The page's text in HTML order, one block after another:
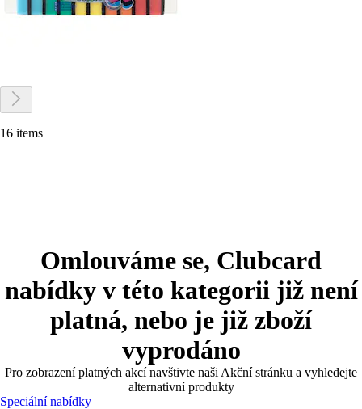
16 items
Omlouváme se, Clubcard
nabídky v této kategorii již není
platná, nebo je již zboží
vyprodáno
Pro zobrazení platných akcí navštivte naši Akční stránku a vyhledejte
alternativní produkty
Speciální nabídky